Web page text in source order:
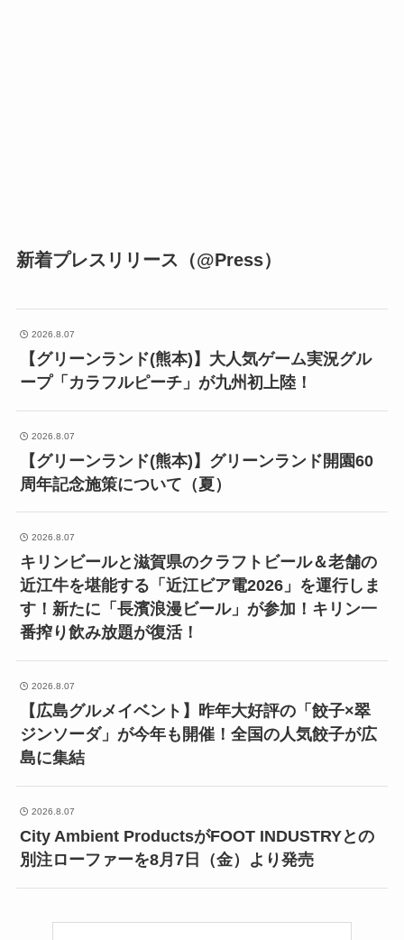
新着プレスリリース（@Press）
2026.8.07
【グリーンランド(熊本)】大人気ゲーム実況グル
ープ「カラフルピーチ」が九州初上陸！
2026.8.07
【グリーンランド(熊本)】グリーンランド開園60
周年記念施策について（夏）
2026.8.07
キリンビールと滋賀県のクラフトビール＆老舗の
近江牛を堪能する「近江ビア電2026」を運行しま
す！新たに「長濱浪漫ビール」が参加！キリン一
番搾り飲み放題が復活！
2026.8.07
【広島グルメイベント】昨年大好評の「餃子×翠
ジンソーダ」が今年も開催！全国の人気餃子が広
島に集結
2026.8.07
City Ambient ProductsがFOOT INDUSTRYとの
別注ローファーを8月7日（金）より発売